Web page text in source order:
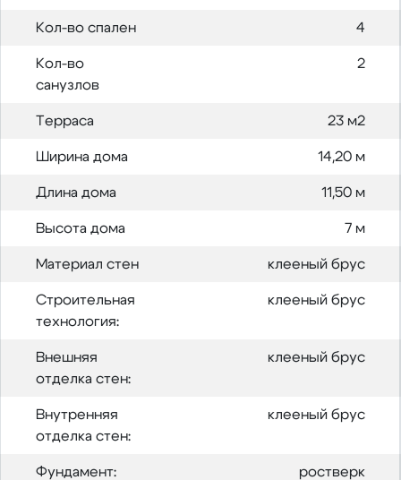
Кол-во спален 4
Кол-во
санузлов
2
Терраса 23 м2
Ширина дома 14,20 м
Длина дома 11,50 м
Высота дома 7 м
Материал стен клееный брус
Строительная
технология:
клееный брус
Внешняя
отделка стен:
клееный брус
Внутренняя
отделка стен:
клееный брус
Фундамент: ростверк